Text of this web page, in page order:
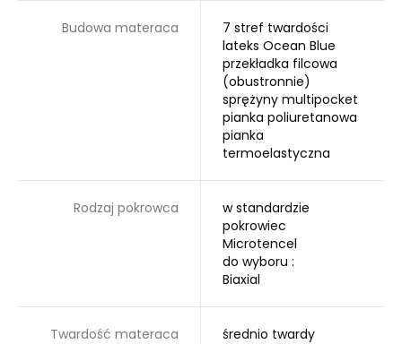
Budowa materaca
7 stref twardości
lateks Ocean Blue
przekładka filcowa
(obustronnie)
sprężyny multipocket
pianka poliuretanowa
pianka
termoelastyczna
Rodzaj pokrowca
w standardzie
pokrowiec
Microtencel
do wyboru :
Biaxial
Twardość materaca średnio twardy